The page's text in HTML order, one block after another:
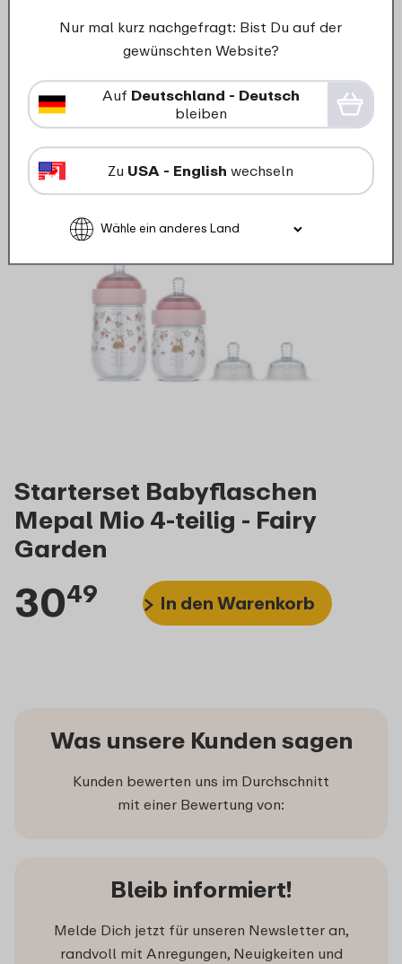
1049
Details Bestellen
Starterset Babyflaschen
Mepal Mio 4-teilig - Fairy
Garden
3049 In den Warenkorb
Was unsere Kunden sagen
Kunden bewerten uns im Durchschnitt
mit einer Bewertung von:
Bleib informiert!
Melde Dich jetzt für unseren Newsletter an,
randvoll mit Anregungen, Neuigkeiten und
Nur mal kurz nachgefragt: Bist Du auf der
gewünschten Website?
Auf Deutschland - Deutsch
bleiben
Zu USA - English wechseln